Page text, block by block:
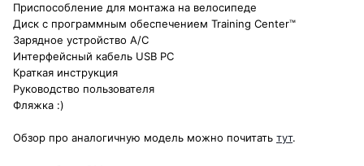
Приспособление для монтажа на велосипеде
Диск с программным обеспечением Training Center™
Зарядное устройство A/C
Интерфейсный кабель USB PC
Краткая инструкция
Руководство пользователя
Фляжка :)
Обзор про аналогичную модель можно почитать тут.